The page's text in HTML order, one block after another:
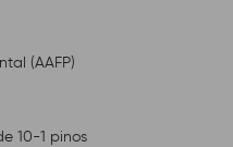
(AAFP)
10-1 pinos